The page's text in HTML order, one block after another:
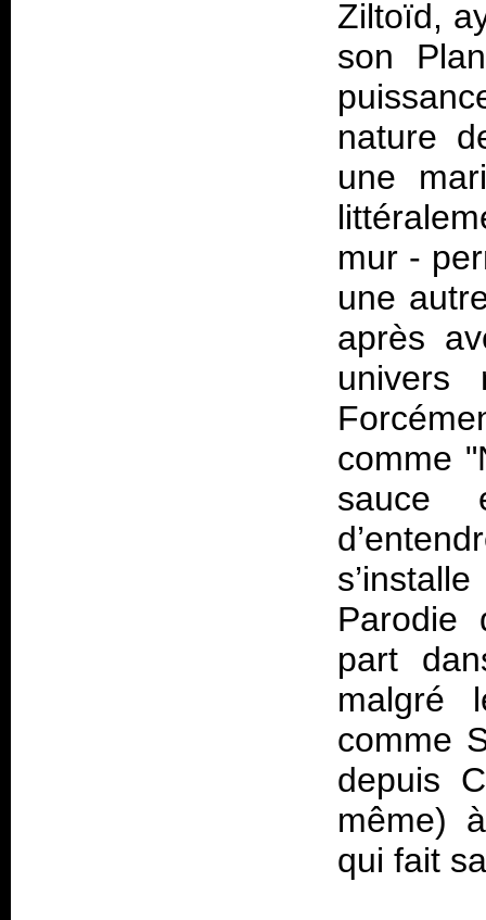
Ziltoïd,
son
nature
une
mur -
une
après
univers
comme
sauce
part
malgré
comme
depuis
même)
qui fait